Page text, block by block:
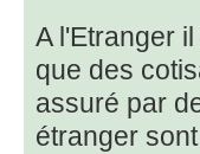
A l'Etranger
que des
assuré par
étranger